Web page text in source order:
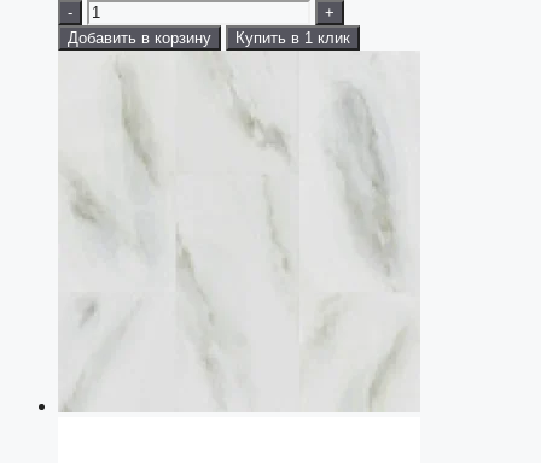
-
+
Добавить в корзину
Купить в 1 клик